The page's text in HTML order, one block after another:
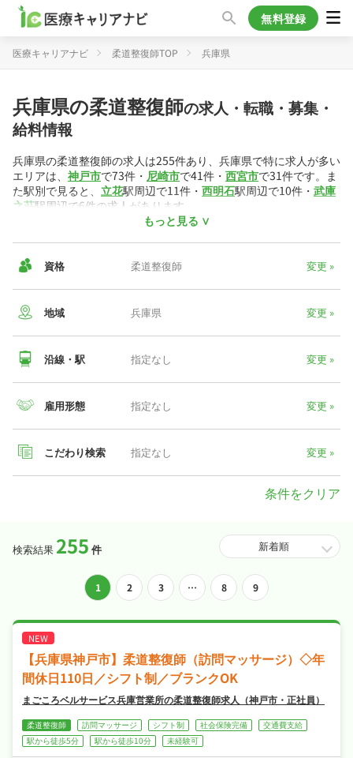
無料登録
医療キャリアナビ 柔道整復師TOP 兵庫県
兵庫県の柔道整復師の求人・転職・募集・
給料情報
兵庫県の柔道整復師の求人は255件あり、兵庫県で特に求人が多い
エリアは、 神戸市で73件・ 尼崎市で41件・ 西宮市で31件です。ま
た駅別で見ると、 立花駅周辺で11件・ 西明石駅周辺で10件・ 武庫
之荘駅周辺で6件の求人があります。
が194件・パート/アルバイト
っています。柔道整復師には色々な働き方があり、整・接骨院の
求人が104件・
デイケア・デイサービス
クリニッ
クの求人が20件掲載されています。
時給は1,642円です。
▼兵庫県の給与相場
兵庫県
471万
1,642
医療キャリアナビでは、柔道整復師の好条件のお仕事を多数掲載
」「交通費支給」など希
望条件で検索することはもちろん、職場の雰囲気など求人票だけ
では見えにくい部分は、代わりにキャリアパートナーがお調べす
もっと見る ∨
資格 柔道整復師 変更 »
地域 兵庫県 変更 »
沿線・駅 指定なし 変更 »
雇用形態 指定なし 変更 »
こだわり検索 指定なし 変更 »
条件をクリア
検索結果 255 件
稿
ナ
ビ
ゲ
ー
1 2 3 … 8 9
【兵庫県神戸市】柔道整復師（訪問マッサージ）◇年
間休日110日／シフト制／ブランクOK
まごころベルサービス兵庫営業所の柔道整復師求人（神戸市・正社員）
柔道整復師 訪問マッサージ シフト制 社会保険完備
交通費支給
駅から徒歩5分
駅から徒歩10分 未経験可